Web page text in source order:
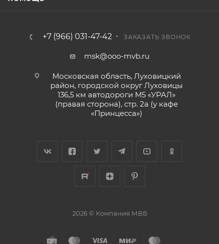
+7 (966) 031-47-42 ЗАКАЗАТЬ ЗВОНОК
msk@ooo-mvb.ru
Московская область, Луховицкий
район, городской округ Луховицы
136,5 км автодороги М5 «УРАЛ»
(правая сторона), стр. 2а (у кафе
«‎Принцесса»)
2026 © Компания МВБ